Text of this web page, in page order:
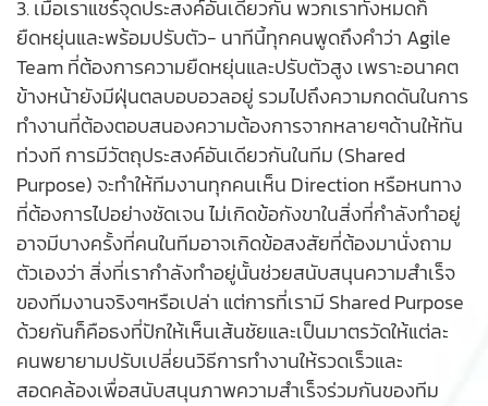
3. เมื่อเราแชร์จุดประสงค์อันเดียวกัน พวกเราทั้งหมดก็
ยืดหยุ่นและพร้อมปรับตัว- นาทีนี้ทุกคนพูดถึงคำว่า Agile
Team ที่ต้องการความยืดหยุ่นและปรับตัวสูง เพราะอนาคต
ข้างหน้ายังมีฝุ่นตลบอบอวลอยู่ รวมไปถึงความกดดันในการ
ทำงานที่ต้องตอบสนองความต้องการจากหลายๆด้านให้ทัน
ท่วงที การมีวัตถุประสงค์อันเดียวกันในทีม (Shared
Purpose) จะทำให้ทีมงานทุกคนเห็น Direction หรือหนทาง
ที่ต้องการไปอย่างชัดเจน ไม่เกิดข้อกังขาในสิ่งที่กำลังทำอยู่
อาจมีบางครั้งที่คนในทีมอาจเกิดข้อสงสัยที่ต้องมานั่งถาม
ตัวเองว่า สิ่งที่เรากำลังทำอยู่นั้นช่วยสนับสนุนความสำเร็จ
ของทีมงานจริงๆหรือเปล่า แต่การที่เรามี Shared Purpose
ด้วยกันก็คือธงที่ปักให้เห็นเส้นชัยและเป็นมาตรวัดให้แต่ละ
คนพยายามปรับเปลี่ยนวิธีการทำงานให้รวดเร็วและ
สอดคล้องเพื่อสนับสนุนภาพความสำเร็จร่วมกันของทีม